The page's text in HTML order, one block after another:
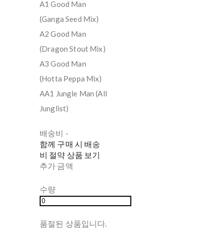
A1 Good Man
(Ganga Seed Mix)
A2 Good Man
(Dragon Stout Mix)
A3 Good Man
(Hotta Peppa Mix)
AA1 Jungle Man (All
Junglist)
배송비 -
함께 구매 시 배송
비 절약 상품 보기
추가 금액
수량
품절된 상품입니다.